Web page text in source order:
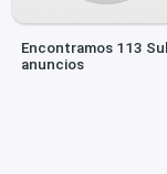
Encontramos 113
anuncios